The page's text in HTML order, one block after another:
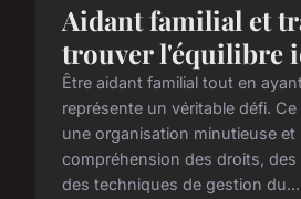
Aidant familial et
trouver l'équilibre
Être aidant familial tout en
représente un véritable défi.
une organisation minutieuse et
compréhension des droits, des
des techniques de gestion du...